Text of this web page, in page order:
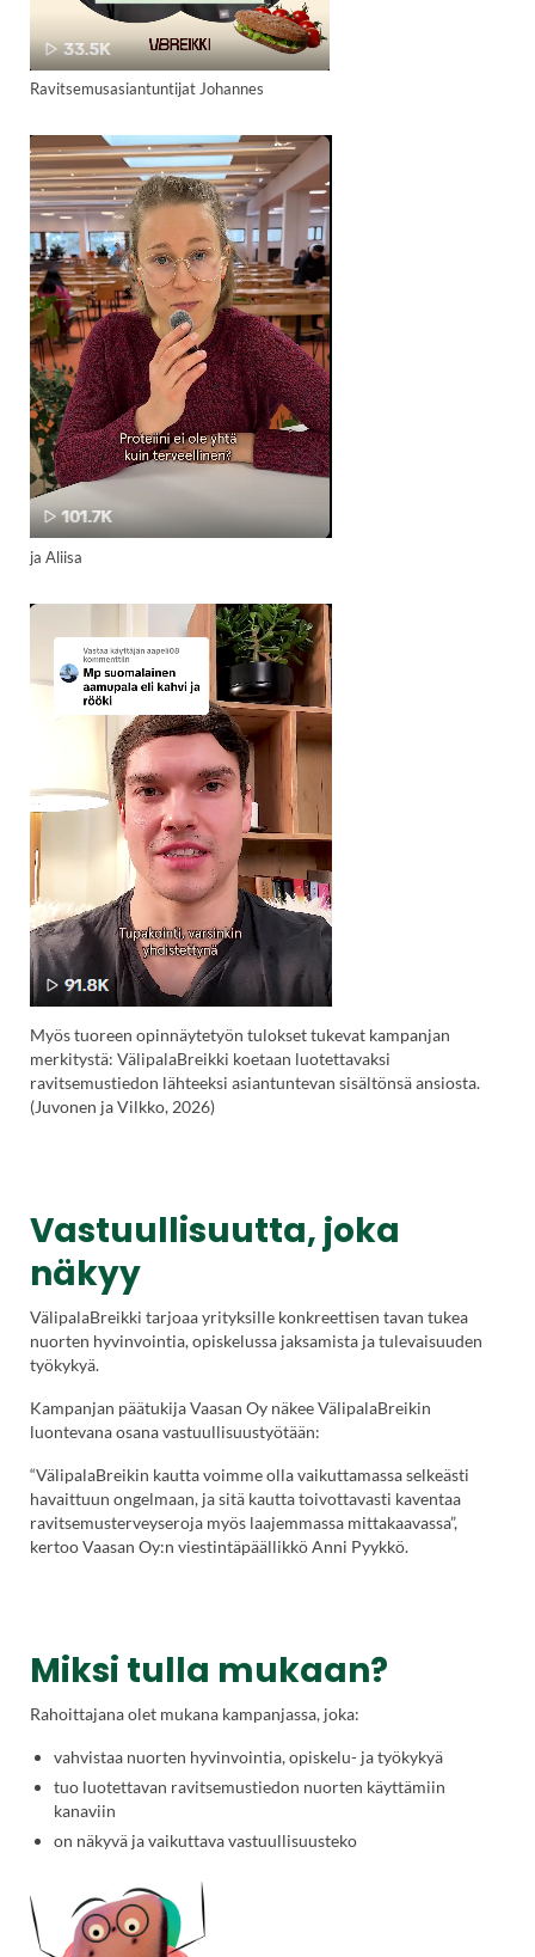
Ravitsemusasiantuntijat Johannes
ja Aliisa
Myös tuoreen opinnäytetyön tulokset tukevat kampanjan
merkitystä: VälipalaBreikki koetaan luotettavaksi
ravitsemustiedon lähteeksi asiantuntevan sisältönsä ansiosta.
(Juvonen ja Vilkko, 2026)
Vastuullisuutta, joka
näkyy
VälipalaBreikki tarjoaa yrityksille konkreettisen tavan tukea
nuorten hyvinvointia, opiskelussa jaksamista ja tulevaisuuden
työkykyä.
Kampanjan päätukija Vaasan Oy näkee VälipalaBreikin
luontevana osana vastuullisuustyötään:
“VälipalaBreikin kautta voimme olla vaikuttamassa selkeästi
havaittuun ongelmaan, ja sitä kautta toivottavasti kaventaa
ravitsemusterveyseroja myös laajemmassa mittakaavassa”,
kertoo Vaasan Oy:n viestintäpäällikkö Anni Pyykkö.
Miksi tulla mukaan?
Rahoittajana olet mukana kampanjassa, joka:
vahvistaa nuorten hyvinvointia, opiskelu- ja työkykyä
tuo luotettavan ravitsemustiedon nuorten käyttämiin
kanaviin
on näkyvä ja vaikuttava vastuullisuusteko